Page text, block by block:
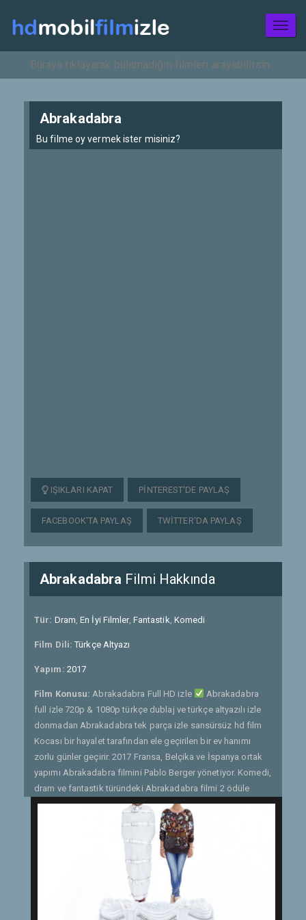
Abrakadabra
Bu filme oy vermek ister misiniz?
IŞIKLARI KAPAT PINTEREST'DE PAYLAŞ
FACEBOOK'TA PAYLAŞ TWITTER'DA PAYLAŞ
Abrakadabra Filmi Hakkında
Tür: Dram,En İyi Filmler, Fantastik, Komedi
Film Dili:Türkçe Altyazı
Yapım: 2017
Film Konusu:Abrakadabra Full HD izle
Abrakadabra
full izle 720p & 1080p türkçe dublaj ve türkçe altyazılı izle
donmadan Abrakadabra tek parça izle sansürsüz hd film
Kocası bir hayalet tarafından ele geçirilen bir ev hanımı
zorlu günler geçirir. 2017 Fransa, Belçika ve İspanya ortak
yapımı Abrakadabra filmini Pablo Berger yönetiyor. Komedi,
dram ve fantastik türündeki Abrakadabra filmi 2 ödüle
sahip. Abrakadabra Full HD izle
Abrakadabra full izle
720p & 1080p türkçe dublaj ve türkçe altyazılı izle
donmadan Abrakadabra tek parça izle sansürsüz hd film
Abrakadabra Full HD izle,Abrakadabra full izle
Abrakadabra tek parça izle
Abrakadabra türkçe altyazılı